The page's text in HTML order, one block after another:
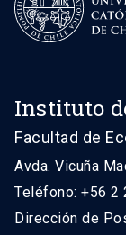
Instituto
Facultad de
Avda. Vicuña
Teléfono: +56 2
Dirección de